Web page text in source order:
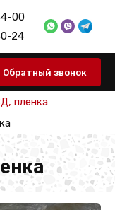
00
24
Обратный звонок
пленка